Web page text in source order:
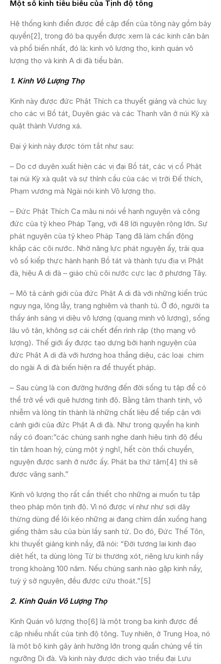
Một số kinh tiêu biểu của Tịnh độ tông
Hệ thống kinh điển được đề cập đến của tông này gồm bảy
quyển[2], trong đó ba quyển được xem là các kinh căn bản
và phổ biến nhất, đó là: kinh vô lượng thọ, kinh quán vô
lượng thọ và kinh A di đà tiểu bản.
1. Kinh Vô Lượng Thọ
Kinh này được đức Phật Thích ca thuyết giảng và chúc luỵ
cho các vị Bồ tát, Duyên giác và các Thanh văn ở núi Kỳ xà
quật thành Vương xá.
Đại ý kinh này được tóm tắt như sau:
– Do cơ duyên xuất hiện các vị đại Bồ tát, các vị cổ Phật
tại núi Kỳ xà quật và sự thỉnh cầu của các vị trời Đế thích,
Phạm vương mà Ngài nói kinh Vô lượng thọ.
– Đức Phật Thích Ca mâu ni nói về hạnh nguyện và công
đức của tỷ kheo Pháp Tạng, với 48 lời nguyện rộng lớn. Sự
phát nguyện của tỷ kheo Pháp Tạng đã làm chấn động
khắp các cõi nước. Nhờ năng lực phát nguyện ấy, trải qua
vô số kiếp thực hành hạnh Bồ tát và thành tựu địa vị Phật
đà, hiệu A di đà – giáo chủ cõi nước cực lạc ở phương Tây.
– Mô tả cảnh giới của đức Phật A di đà với những kiến trúc
nguy nga, lộng lẫy, trang nghiêm và thanh tú. Ở đó, người ta
thấy ánh sáng vi diệu vô lượng (quang minh vô lượng), sống
lâu vô tận, không sợ cái chết đến rình rập (thọ mạng vô
lượng). Thế giới ấy được tạo dựng bởi hạnh nguyện của
đức Phật A di đà với hương hoa thắng diệu, các loại chim
do ngài A di đà biến hiện ra để thuyết pháp.
– Sau cùng là con đường hướng đến đời sống tu tập để có
thể trở về với quê hương tịnh độ. Bằng tâm thanh tịnh, vô
nhiễm và lòng tín thành là những chất liệu để tiếp cận với
cảnh giới của đức Phật A di đà. Như trong quyển hạ kinh
nầy có đoạn:”các chúng sanh nghe danh hiệu tịnh độ đều
tín tâm hoan hỷ, cùng một ý nghĩ, hết còn thối chuyển,
nguyện được sanh ở nước ấy. Phát ba thứ tâm[4] thì sẽ
được vãng sanh.”
Kinh vô lượng thọ rất cần thiết cho những ai muốn tu tập
theo pháp môn tịnh độ. Vì nó được ví như như sợi dây
thừng dùng để lôi kéo những ai đang chìm dần xuống hang
giếng thâm sâu của bùn lầy sanh tử. Do đó, Đức Thế Tôn,
khi thuyết giảng kinh nầy, đã nói: “Đời tương lai kinh đạo
diệt hết, ta dùng lòng Từ bi thương xót, riêng lưu kinh nầy
trong khoảng 100 năm. Nếu chúng sanh nào gặp kinh nầy,
tuỳ ý sở nguyện, đều được cứu thoát.”[5]
2. Kinh Quán Vô Lượng Thọ
Kinh Quán vô lượng thọ[6] là một trong ba kinh được đề
cập nhiều nhất của tịnh độ tông. Tuy nhiên, ở Trung Hoa, nó
là một bộ kinh gây ảnh hưởng lớn trong quần chúng về tín
ngưỡng Di đà. Và kinh này được dịch vào triều đại Lưu